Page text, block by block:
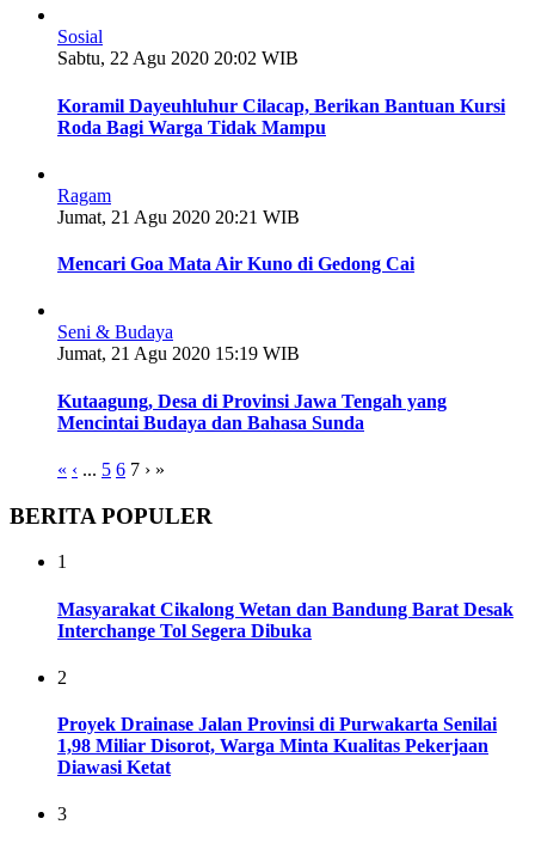
Sosial
Sabtu, 22 Agu 2020 20:02 WIB
Koramil Dayeuhluhur Cilacap, Berikan Bantuan Kursi
Roda Bagi Warga Tidak Mampu
Ragam
Jumat, 21 Agu 2020 20:21 WIB
Mencari Goa Mata Air Kuno di Gedong Cai
Seni & Budaya
Jumat, 21 Agu 2020 15:19 WIB
Kutaagung, Desa di Provinsi Jawa Tengah yang
Mencintai Budaya dan Bahasa Sunda
« ‹ ... 5 6 7 › »
BERITA POPULER
1
Masyarakat Cikalong Wetan dan Bandung Barat Desak
Interchange Tol Segera Dibuka
2
Proyek Drainase Jalan Provinsi di Purwakarta Senilai
1,98 Miliar Disorot, Warga Minta Kualitas Pekerjaan
Diawasi Ketat
3